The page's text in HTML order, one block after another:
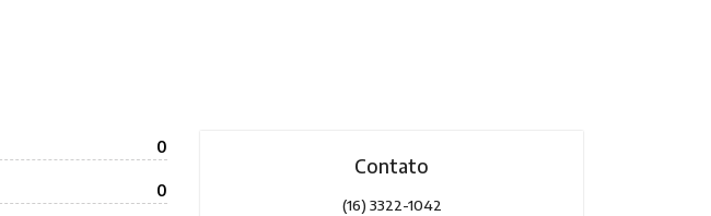
0
0
Contato
(16) 3322-1042